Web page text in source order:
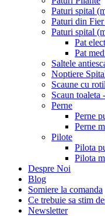
Paturi spital
Paturi din
Paturi spital
Pat
Pat
Saltele
Noptiere
Scaune cu
Scaun
Perne
Perne
Perne
Pilote
Pilota
Pilota
Despre Noi
Blog
Somiere la comanda
Ce trebuie sa stim
Newsletter